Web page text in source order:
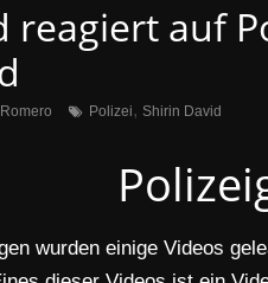
reagiert auf
Polizei, Shirin David
wurden einige Videos